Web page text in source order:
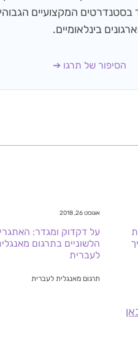
בסטנדרטים המקצועיים
בינלאומיים.
הסיפור של תרגו ➔
אוגוסט 26, 2018
על דקדוק ומגדר:
הלשוניים בתרגום
לעברית
תרגום מאנגלית לעברית